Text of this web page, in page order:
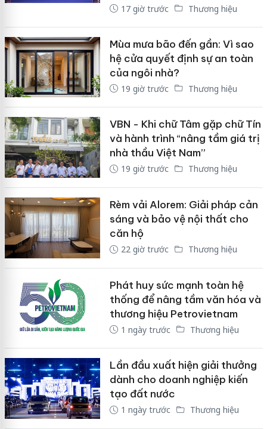
17 giờ trước Thương hiệu
Mùa mưa bão đến gần: Vì sao
hệ cửa quyết định sự an toàn
của ngôi nhà?
19 giờ trước Thương hiệu
VBN - Khi chữ Tâm gặp chữ Tín
và hành trình “nâng tầm giá trị
nhà thầu Việt Nam”
19 giờ trước Thương hiệu
Rèm vải Alorem: Giải pháp cản
sáng và bảo vệ nội thất cho
căn hộ
22 giờ trước Thương hiệu
Phát huy sức mạnh toàn hệ
thống để nâng tầm văn hóa và
thương hiệu Petrovietnam
1 ngày trước Thương hiệu
Lần đầu xuất hiện giải thưởng
dành cho doanh nghiệp kiến
tạo đất nước
1 ngày trước Thương hiệu